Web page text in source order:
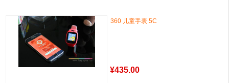
360 儿童手表 5C
¥435.00